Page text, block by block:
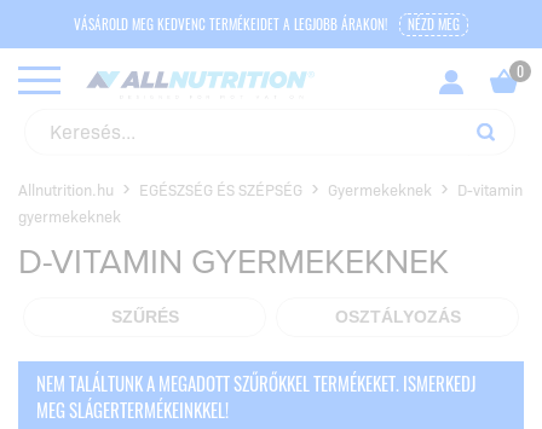
VÁSÁROLD MEG KEDVENC TERMÉKEIDET A LEGJOBB ÁRAKON! NÉZD MEG
Allnutrition.hu EGÉSZSÉG ÉS SZÉPSÉG Gyermekeknek
D-vitamin
gyermekeknek
D-VITAMIN GYERMEKEKNEK
SZŰRÉS OSZTÁLYOZÁS
NEM TALÁLTUNK A MEGADOTT SZŰRŐKKEL TERMÉKEKET. ISMERKEDJ
MEG SLÁGERTERMÉKEINKKEL!